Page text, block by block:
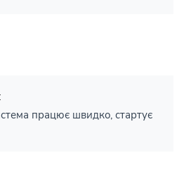
працює швидко, стартує